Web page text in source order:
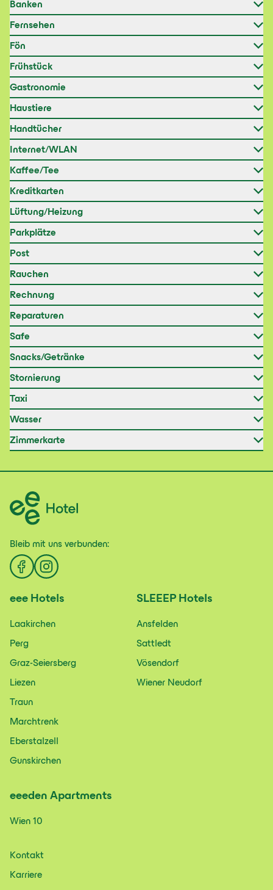
Banken
Fernsehen
Fön
Frühstück
Gastronomie
Haustiere
Handtücher
Internet/WLAN
Kaffee/Tee
Kreditkarten
Lüftung/Heizung
Parkplätze
Post
Rauchen
Rechnung
Reparaturen
Safe
Snacks/Getränke
Stornierung
Taxi
Wasser
Zimmerkarte
Bleib mit uns verbunden:
eee Hotels
Laakirchen
Perg
Graz-Seiersberg
Liezen
Traun
Marchtrenk
Eberstalzell
Gunskirchen
SLEEEP Hotels
Ansfelden
Sattledt
Vösendorf
Wiener Neudorf
eeeden Apartments
Wien 10
Kontakt
Karriere